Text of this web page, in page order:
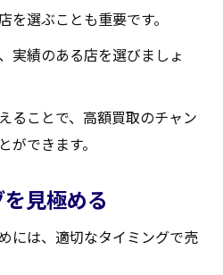
を選ぶことも重要です。
実績のある店を選びましょ
ることで、高額買取のチャン
ができます。
見極める
には、適切なタイミングで売